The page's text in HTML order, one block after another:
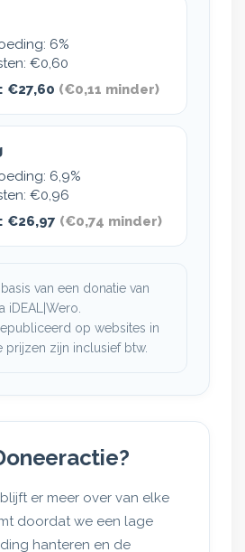
6%
€0,60
€27,60 (€0,11 minder)
6,9%
€0,96
€26,97 (€0,74 minder)
van een donatie van
iDEAL|Wero.
op websites in
prijzen zijn inclusief btw.
er meer over van elke
doordat we een lage
hanteren en de